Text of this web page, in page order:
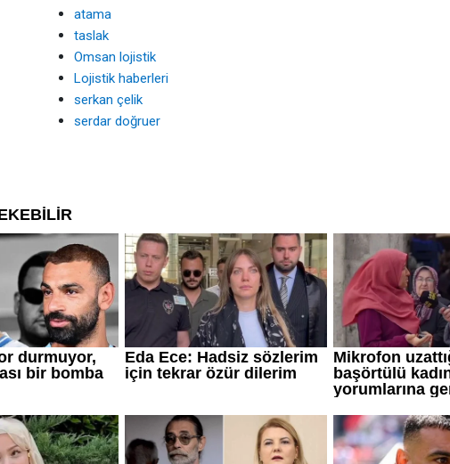
atama
taslak
Omsan lojistik
Lojistik haberleri
serkan çelik
serdar doğruer